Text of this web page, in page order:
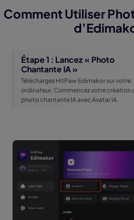
Comment Utiliser
Étape 1 : Lancez « Photo
Chantante IA »
Téléchargez HitPaw Edimakor sur votre
ordinateur. Commencez votre création
photo chantante IA avec Avatar IA.